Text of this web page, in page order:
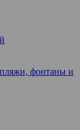
фонтаны и